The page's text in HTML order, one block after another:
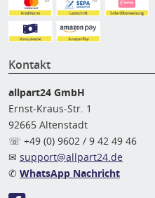
Kontakt
allpart24 GmbH
Ernst-Kraus-Str. 1
92665 Altenstadt
☏ +49 (0) 9602 / 9 42 49 46
✉ support@allpart24.de
✆ WhatsApp Nachricht